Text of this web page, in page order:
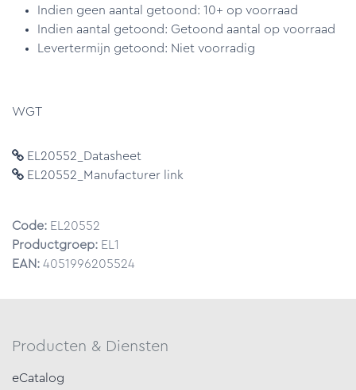
Indien geen aantal getoond: 10+ op voorraad
Indien aantal getoond: Getoond aantal op voorraad
Levertermijn getoond: Niet voorradig
WGT
EL20552_Datasheet
EL20552_Manufacturer link
Code: EL20552
Productgroep: EL1
EAN: 4051996205524
Producten & Diensten
eCatalog